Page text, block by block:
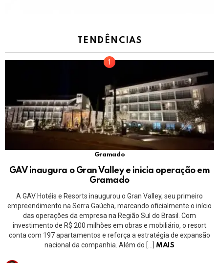
TENDÊNCIAS
Gramado
GAV inaugura o Gran Valley e inicia operação em
Gramado
A GAV Hotéis e Resorts inaugurou o Gran Valley, seu primeiro
empreendimento na Serra Gaúcha, marcando oficialmente o início
das operações da empresa na Região Sul do Brasil. Com
investimento de R$ 200 milhões em obras e mobiliário, o resort
conta com 197 apartamentos e reforça a estratégia de expansão
nacional da companhia. Além do […]
MAIS